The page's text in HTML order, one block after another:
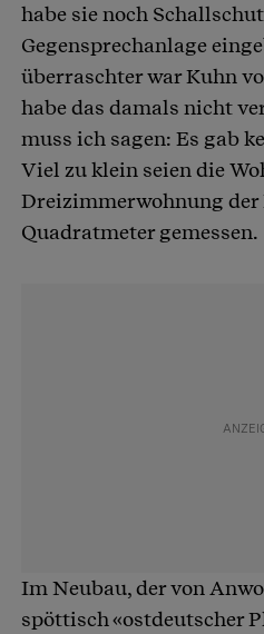
habe sie noch
Gegensprechanlage
überraschter war Kuhn
habe das damals nicht
muss ich sagen: Es gab
Viel zu klein seien die
Dreizimmerwohnung der
Quadratmeter gemessen.
Im Neubau, der von
spöttisch «ostdeutscher